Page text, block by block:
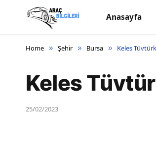
Anasayfa
Home » Şehir » Bursa » Keles
Keles
25/02/2023